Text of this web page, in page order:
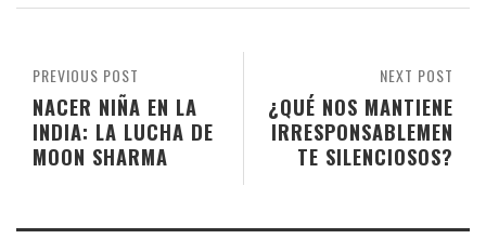
NEXT POST
¿QUÉ NOS MANTIENE
IRRESPONSABLEMEN
TE SILENCIOSOS?
PREVIOUS POST
NACER NIÑA EN LA
INDIA: LA LUCHA DE
MOON SHARMA